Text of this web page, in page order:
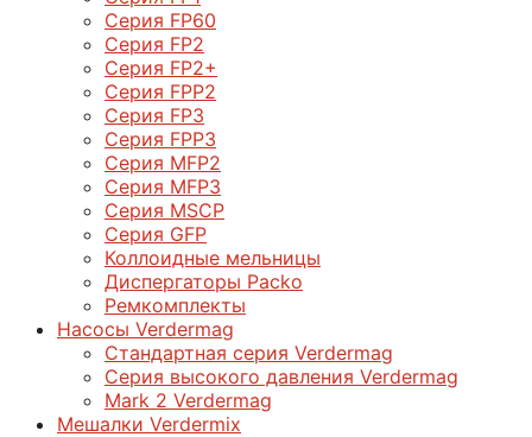
Серия FP60
Серия FP2
Серия FP2+
Серия FPP2
Серия FP3
Серия FPP3
Серия МFP2
Серия МFP3
Серия MSCP
Серия GFP
Коллоидные мельницы
Диспергаторы Packo
Ремкомплекты
Насосы Verdermag
Стандартная серия Verdermag
Серия высокого давления Verdermag
Mark 2 Verdermag
Мешалки Verdermix